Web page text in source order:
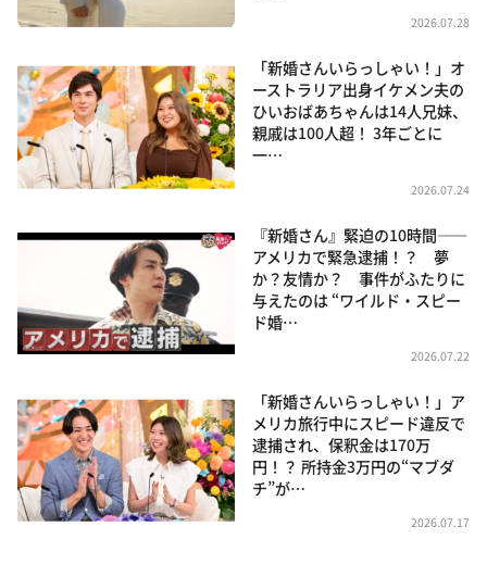
2026.07.28
「新婚さんいらっしゃい！」オ
ーストラリア出身イケメン夫の
ひいおばあちゃんは14人兄妹、
親戚は100人超！ 3年ごとに
一…
2026.07.24
『新婚さん』緊迫の10時間――
アメリカで緊急逮捕！？ 夢
か？友情か？ 事件がふたりに
与えたのは “ワイルド・スピー
ド婚…
2026.07.22
「新婚さんいらっしゃい！」ア
メリカ旅行中にスピード違反で
逮捕され、保釈金は170万
円！？ 所持金3万円の“マブダ
チ”が…
2026.07.17